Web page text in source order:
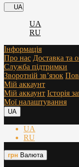
UA
UA
RU
Інформація
Про нас Доставка та
Служба підтримки
Зворотній зв’язок
Мій аккаунт
Мій аккаунт Історія
Мої налаштування
UA
UA
RU
грн Валюта